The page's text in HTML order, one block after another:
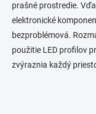
prašné prostredie.
elektronické
bezproblémová.
použitie LED profilov
zvýraznia každý